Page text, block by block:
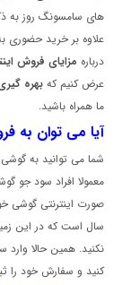
های سامسونگ روز به
علاوه بر خرید حضوری
درباره مزایای فروش
عرض کنیم که بهره
ما همراه باشید.
آیا می توان به
شما می توانید به
معمولا افراد سود جو
صورت اینترنتی گوشی
سال است که در این
نکنید. همین حالا
کنید و سفارش خود را